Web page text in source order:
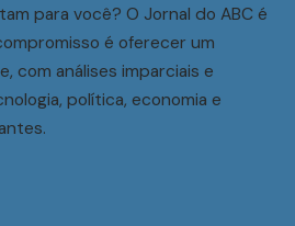
para você? O Jornal do ABC é
é oferecer um
com análises imparciais e
política, economia e